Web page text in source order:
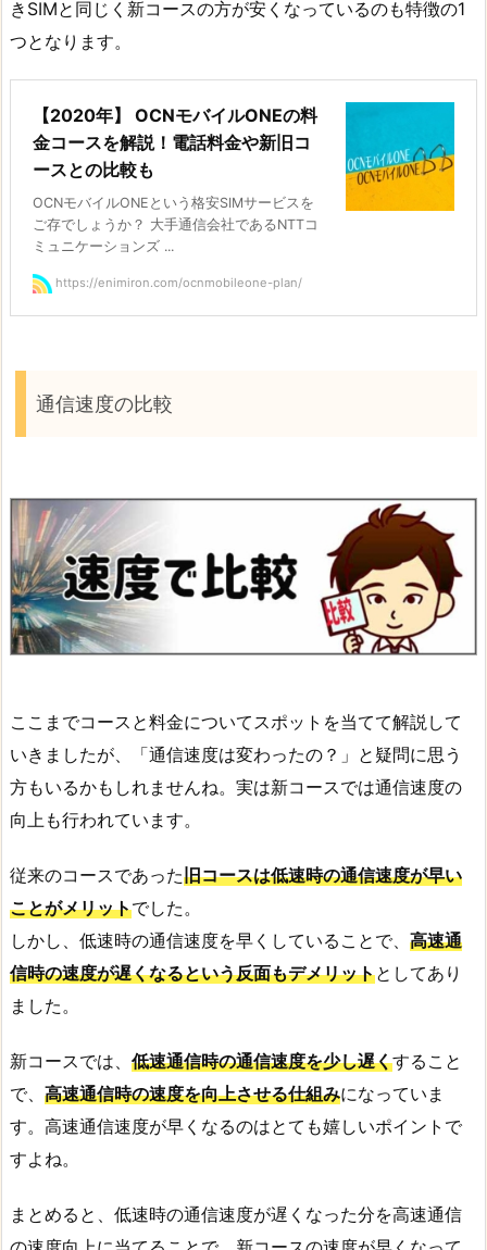
きSIMと同じく新コースの方が安くなっているのも特徴の1
つとなります。
【2020年】 OCNモバイルONEの料
金コースを解説！電話料金や新旧コ
ースとの比較も
OCNモバイルONEという格安SIMサービスを
ご存でしょうか？ 大手通信会社であるNTTコ
ミュニケーションズ ...
https://enimiron.com/ocnmobileone-plan/
通信速度の比較
ここまでコースと料金についてスポットを当てて解説して
いきましたが、「通信速度は変わったの？」と疑問に思う
方もいるかもしれませんね。実は新コースでは通信速度の
向上も行われています。
従来のコースであった旧コースは低速時の通信速度が早い
ことがメリットでした。
しかし、低速時の通信速度を早くしていることで、 高速通
信時の速度が遅くなるという反面もデメリットとしてあり
ました。
新コースでは、 低速通信時の通信速度を少し遅くすること
で、 高速通信時の速度を向上させる仕組みになっていま
す。高速通信速度が早くなるのはとても嬉しいポイントで
すよね。
まとめると、低速時の通信速度が遅くなった分を高速通信